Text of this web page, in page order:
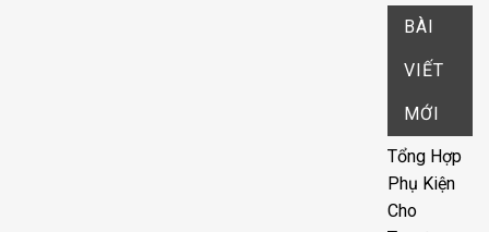
BÀI
VIẾT
MỚI
Tổng Hợp
Phụ Kiện
Cho